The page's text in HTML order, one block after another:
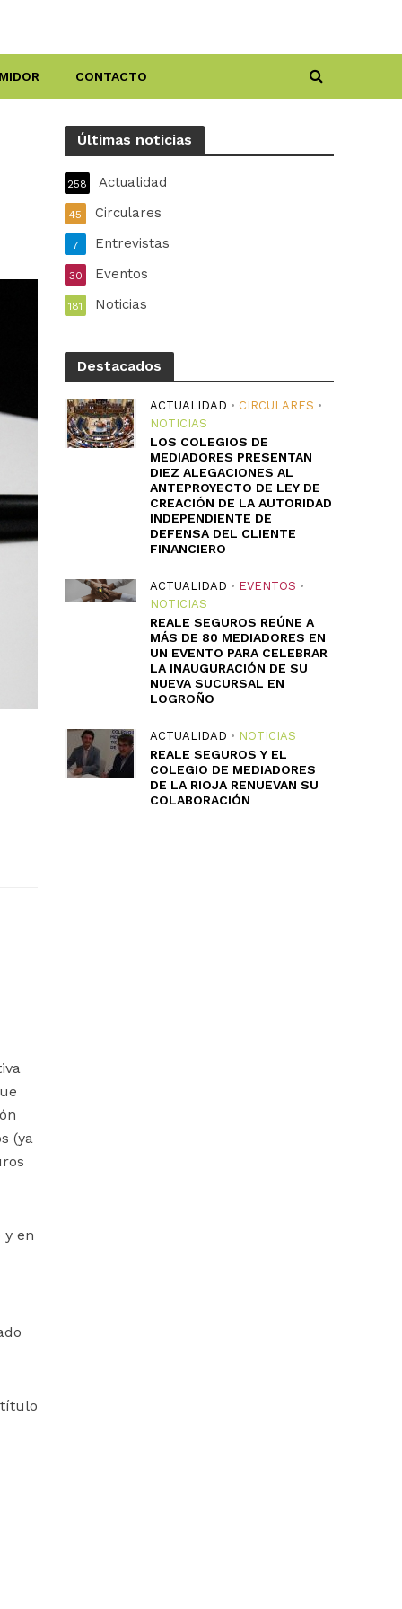
CONTACTO
(ya
y en
Últimas noticias
Actualidad
258
Circulares
45
Entrevistas
7
Eventos
30
Noticias
181
Destacados
ACTUALIDAD • CIRCULARES •
NOTICIAS
LOS COLEGIOS DE
MEDIADORES PRESENTAN
DIEZ ALEGACIONES AL
ANTEPROYECTO DE LEY DE
CREACIÓN DE LA AUTORIDAD
INDEPENDIENTE DE
DEFENSA DEL CLIENTE
FINANCIERO
ACTUALIDAD • EVENTOS •
NOTICIAS
REALE SEGUROS REÚNE A
MÁS DE 80 MEDIADORES EN
UN EVENTO PARA CELEBRAR
LA INAUGURACIÓN DE SU
NUEVA SUCURSAL EN
LOGROÑO
ACTUALIDAD • NOTICIAS
REALE SEGUROS Y EL
COLEGIO DE MEDIADORES
DE LA RIOJA RENUEVAN SU
COLABORACIÓN